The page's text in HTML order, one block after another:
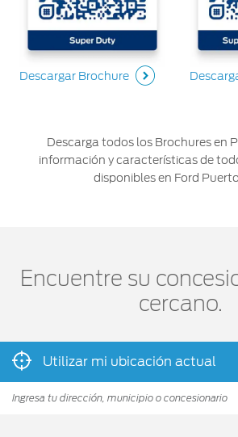
Descargar Brochure
Descarga todos los Brochures en
información y características de
disponibles en Ford Puerto
Encuentre su
cercano.
Utilizar mi ubicación actual